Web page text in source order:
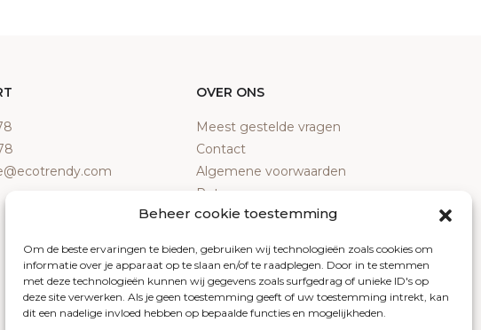
Beheer cookie toestemming
Om de beste ervaringen te bieden, gebruiken wij technologieën zoals cookies om
informatie over je apparaat op te slaan en/of te raadplegen. Door in te stemmen
met deze technologieën kunnen wij gegevens zoals surfgedrag of unieke ID's op
deze site verwerken. Als je geen toestemming geeft of uw toestemming intrekt, kan
dit een nadelige invloed hebben op bepaalde functies en mogelijkheden.
OVER ONS
Meest gestelde vragen
Contact
Algemene voorwaarden
Retourneren
Klachten
Cookiebeleid